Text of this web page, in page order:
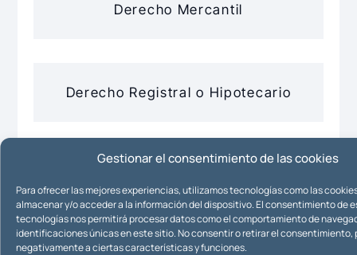
Gestionar el consentimiento de las cookies
Para ofrecer las mejores experiencias, utilizamos tecnologías como las
almacenar y/o acceder a la información del dispositivo. El consentimiento de
tecnologías nos permitirá procesar datos como el comportamiento de
identificaciones únicas en este sitio. No consentir o retirar el consentimiento,
negativamente a ciertas características y funciones.
Derecho Mercantil
Derecho Registral o Hipotecario